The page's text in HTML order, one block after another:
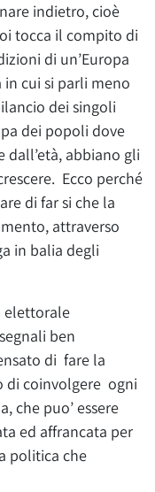
indietro, cioè
tocca il compito di
di un’Europa
in cui si parli meno
dei singoli
dei popoli dove
abbiano gli
Ecco perché
di far si che la
attraverso
in balia degli
elettorale
ben
di fare la
di coinvolgere ogni
che puo’ essere
ed affrancata per
politica che